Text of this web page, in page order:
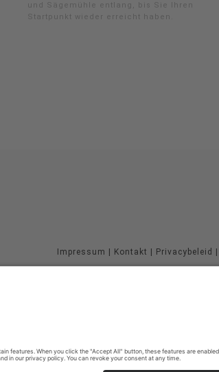
und Sägemühle entlang, bis Sie Ihren
Startpunkt wieder erreicht haben.
Impressum Kontakt Privacybeleid
Cookie-